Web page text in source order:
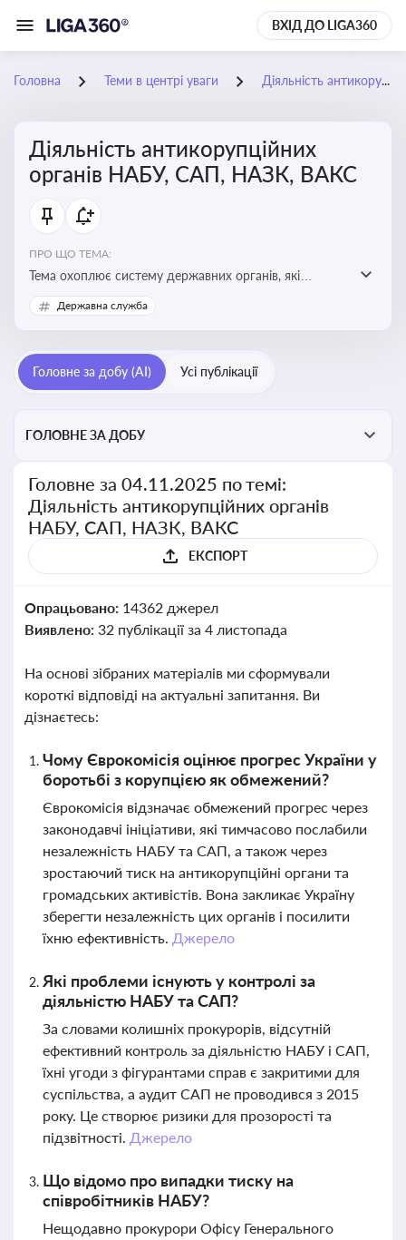
ВХІД ДО LIGA360
Головна Теми в центрі уваги Діяльність антикорупційних органів НАБУ, САП, НАЗК, ВАКС
Діяльність антикорупційних
органів НАБУ, САП, НАЗК, ВАКС
ПРО ЩО ТЕМА:
Тема охоплює систему державних органів, які
здійснюють запобігання, виявлення та розслідування
корупційних правопорушень, що є ключовим
у державному управлінні та бізнесі
Державна служба
Головне за добу (AI) Усі публікації
ГОЛОВНЕ ЗА ДОБУ
Головне за 04.11.2025 по темі:
Діяльність антикорупційних органів
НАБУ, САП, НАЗК, ВАКС
ЕКСПОРТ
Опрацьовано: 14362 джерел
Виявлено: 32 публікації за 4 листопада
На основі зібраних матеріалів ми сформували
короткі відповіді на актуальні запитання. Ви
дізнаєтесь:
Чому Єврокомісія оцінює прогрес України у
боротьбі з корупцією як обмежений?
Єврокомісія відзначає обмежений прогрес через
законодавчі ініціативи, які тимчасово послабили
незалежність НАБУ та САП, а також через
зростаючий тиск на антикорупційні органи та
громадських активістів. Вона закликає Україну
зберегти незалежність цих органів і посилити
їхню ефективність. Джерело
Які проблеми існують у контролі за
діяльністю НАБУ та САП?
За словами колишніх прокурорів, відсутній
ефективний контроль за діяльністю НАБУ і САП,
їхні угоди з фігурантами справ є закритими для
суспільства, а аудит САП не проводився з 2015
року. Це створює ризики для прозорості та
підзвітності. Джерело
Що відомо про випадки тиску на
співробітників НАБУ?
Нещодавно прокурори Офісу Генерального